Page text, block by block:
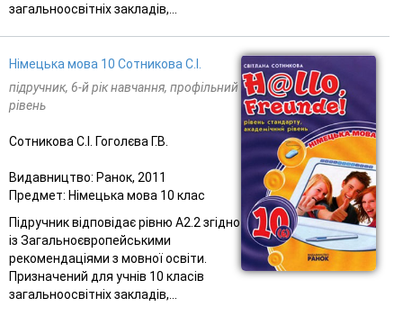
загальноосвітніх закладів,...
Німецька мова 10 Сотникова С.І.
підручник, 6-й рік навчання, профільний
рівень
Сотникова С.І. Гоголєва Г.В.
Видавництво: Ранок, 2011
Предмет: Німецька мова 10 клас
Підручник відповідає рівню А2.2 згідно
із Загальноєвропейськими
рекомендаціями з мовної освіти.
Призначений для учнів 10 класів
загальноосвітніх закладів,...